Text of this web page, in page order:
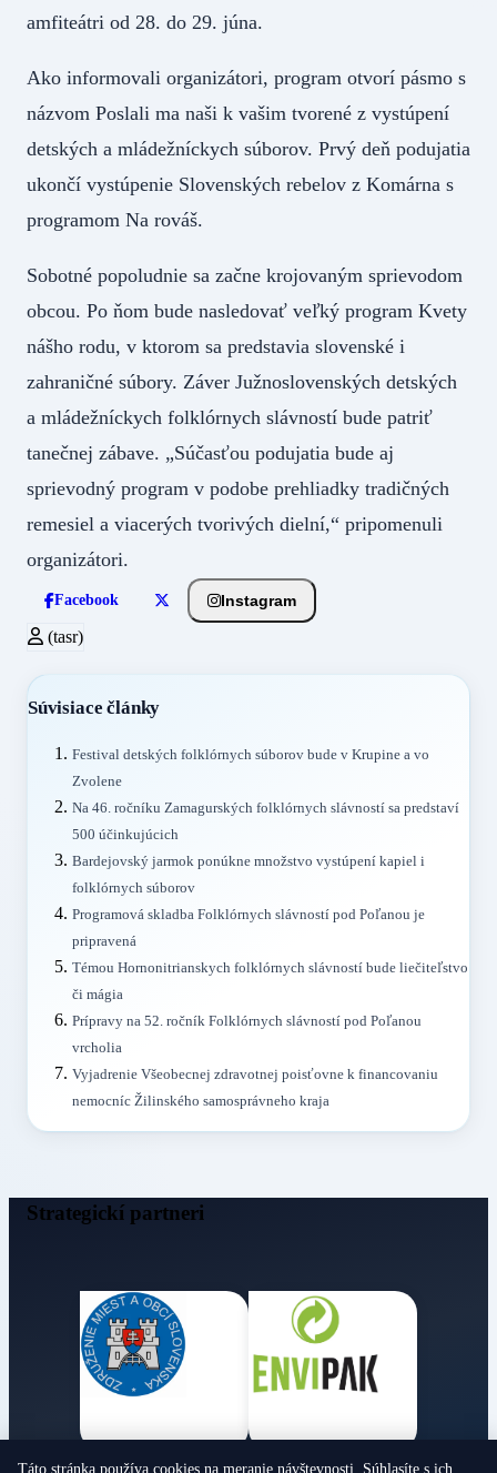
amfiteátri od 28. do 29. júna.
Ako informovali organizátori, program otvorí pásmo s
názvom Poslali ma naši k vašim tvorené z vystúpení
detských a mládežníckych súborov. Prvý deň podujatia
ukončí vystúpenie Slovenských rebelov z Komárna s
programom Na rováš.
Sobotné popoludnie sa začne krojovaným sprievodom
obcou. Po ňom bude nasledovať veľký program Kvety
nášho rodu, v ktorom sa predstavia slovenské i
zahraničné súbory. Záver Južnoslovenských detských
a mládežníckych folklórnych slávností bude patriť
tanečnej zábave. „Súčasťou podujatia bude aj
sprievodný program v podobe prehliadky tradičných
remesiel a viacerých tvorivých dielní,“ pripomenuli
organizátori.
Facebook Instagram
(tasr)
Súvisiace články
Festival detských folklórnych súborov bude v Krupine a vo
Zvolene
Na 46. ročníku Zamagurských folklórnych slávností sa predstaví
500 účinkujúcich
Bardejovský jarmok ponúkne množstvo vystúpení kapiel i
folklórnych súborov
Programová skladba Folklórnych slávností pod Poľanou je
pripravená
Témou Hornonitrianskych folklórnych slávností bude liečiteľstvo
či mágia
Prípravy na 52. ročník Folklórnych slávností pod Poľanou
vrcholia
Vyjadrenie Všeobecnej zdravotnej poisťovne k financovaniu
nemocníc Žilinského samosprávneho kraja
Strategickí partneri
Táto stránka používa cookies na meranie návštevnosti. Súhlasíte s ich